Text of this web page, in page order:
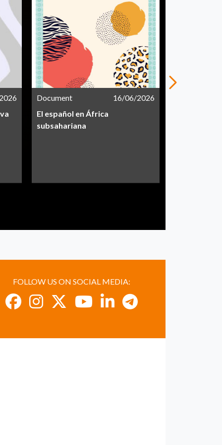
Document
16/06/2026
El español en África
subsahariana
FOLLOW US ON SOCIAL MEDIA: